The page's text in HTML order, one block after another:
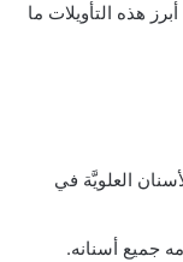
هذه التأويلات ما
العلويَّة في
جميع أسنانه.